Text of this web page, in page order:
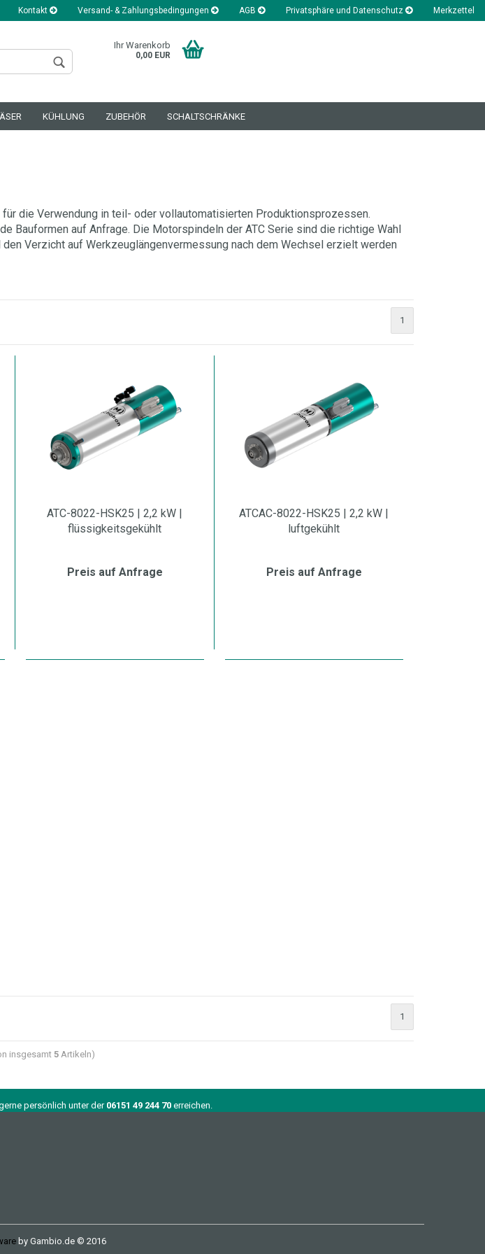
Kontakt Versand- & Zahlungsbedingungen AGB Privatsphäre und Datenschutz Merkzettel
Ihr Warenkorb
0,00 EUR
KÜHLUNG ZUBEHÖR SCHALTSCHRÄNKE
die Verwendung in teil- oder vollautomatisierten Produktionsprozessen.
Bauformen auf Anfrage. Die Motorspindeln der ATC Serie sind die richtige Wahl
Verzicht auf Werkzeuglängenvermessung nach dem Wechsel erzielt werden
1
ATC-8022-HSK25 | 2,2 kW |
flüssigkeitsgekühlt
Preis auf Anfrage
ATCAC-8022-HSK25 | 2,2 kW |
luftgekühlt
Preis auf Anfrage
1
insgesamt 5 Artikeln)
persönlich unter der 06151 49 244 70erreichen.
by Gambio.de © 2016